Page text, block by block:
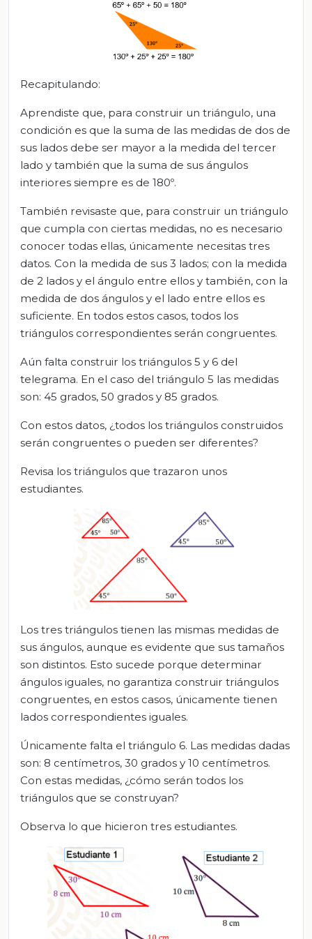
Recapitulando:
Aprendiste que, para construir un triángulo, una
condición es que la suma de las medidas de dos de
sus lados debe ser mayor a la medida del tercer
lado y también que la suma de sus ángulos
interiores siempre es de 180º.
También revisaste que, para construir un triángulo
que cumpla con ciertas medidas, no es necesario
conocer todas ellas, únicamente necesitas tres
datos. Con la medida de sus 3 lados; con la medida
de 2 lados y el ángulo entre ellos y también, con la
medida de dos ángulos y el lado entre ellos es
suficiente. En todos estos casos, todos los
triángulos correspondientes serán congruentes.
Aún falta construir los triángulos 5 y 6 del
telegrama. En el caso del triángulo 5 las medidas
son: 45 grados, 50 grados y 85 grados.
Con estos datos, ¿todos los triángulos construidos
serán congruentes o pueden ser diferentes?
Revisa los triángulos que trazaron unos
estudiantes.
Los tres triángulos tienen las mismas medidas de
sus ángulos, aunque es evidente que sus tamaños
son distintos. Esto sucede porque determinar
ángulos iguales, no garantiza construir triángulos
congruentes, en estos casos, únicamente tienen
lados correspondientes iguales.
Únicamente falta el triángulo 6. Las medidas dadas
son: 8 centímetros, 30 grados y 10 centímetros.
Con estas medidas, ¿cómo serán todos los
triángulos que se construyan?
Observa lo que hicieron tres estudiantes.